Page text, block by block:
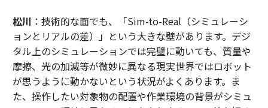
松川 ：技術的な面でも、「Sim-to-Real（シミュレーシ
ョンとリアルの差）」という大きな壁があります。デジ
タル上のシミュレーションでは完璧に動いても、質量や
摩擦、光の加減等が微妙に異なる現実世界ではロボット
が思うように動かないという状況がよくあります。ま
た、操作したい対象物の配置や作業環境の背景がシミュ